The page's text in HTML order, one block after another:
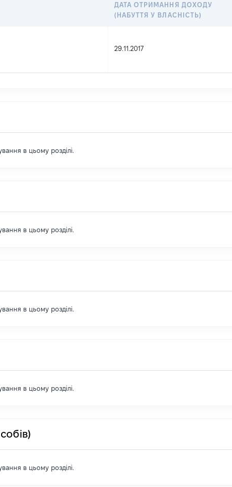
ДАТА ОТРИМАННЯ ДОХОДУ
(НАБУТТЯ У ВЛАСНІСТЬ)
29.11.2017
в цьому розділі.
в цьому розділі.
в цьому розділі.
в цьому розділі.
в цьому розділі.